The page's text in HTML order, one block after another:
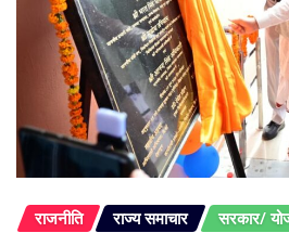
राजनीति राज्य समाचार सरकार/